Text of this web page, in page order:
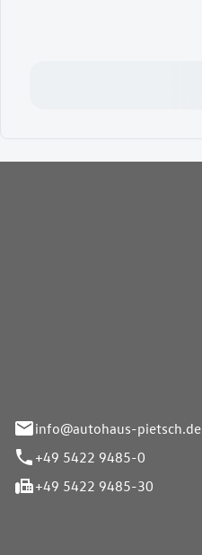
info@autohaus-pietsch.de
+49 5422 9485-0
+49 5422 9485-30